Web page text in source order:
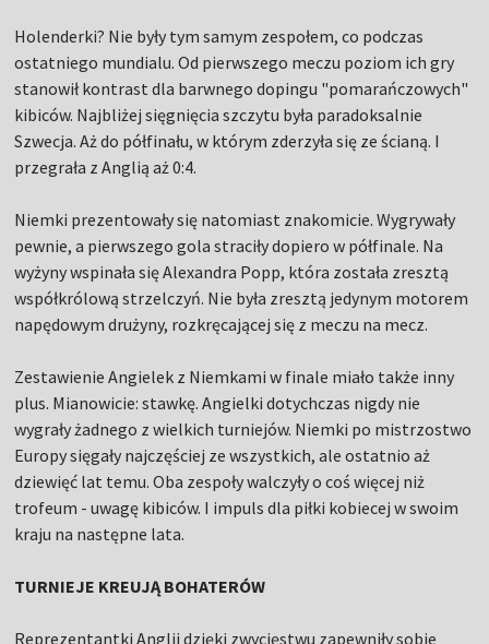
Holenderki? Nie były tym samym zespołem, co podczas
ostatniego mundialu. Od pierwszego meczu poziom ich gry
stanowił kontrast dla barwnego dopingu "pomarańczowych"
kibiców. Najbliżej sięgnięcia szczytu była paradoksalnie
Szwecja. Aż do półfinału, w którym zderzyła się ze ścianą. I
przegrała z Anglią aż 0:4.
Niemki prezentowały się natomiast znakomicie. Wygrywały
pewnie, a pierwszego gola straciły dopiero w półfinale. Na
wyżyny wspinała się Alexandra Popp, która została zresztą
współkrólową strzelczyń. Nie była zresztą jedynym motorem
napędowym drużyny, rozkręcającej się z meczu na mecz.
Zestawienie Angielek z Niemkami w finale miało także inny
plus. Mianowicie: stawkę. Angielki dotychczas nigdy nie
wygrały żadnego z wielkich turniejów. Niemki po mistrzostwo
Europy sięgały najczęściej ze wszystkich, ale ostatnio aż
dziewięć lat temu. Oba zespoły walczyły o coś więcej niż
trofeum - uwagę kibiców. I impuls dla piłki kobiecej w swoim
kraju na następne lata.
TURNIEJE KREUJĄ BOHATERÓW
Reprezentantki Anglii dzięki zwycięstwu zapewniły sobie